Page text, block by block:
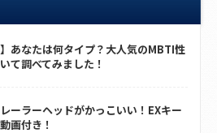
】あなたは何タイプ？大人気のMBTI性
て調べてみました！
ーラーヘッドがかっこいい！EXキー
画付き！